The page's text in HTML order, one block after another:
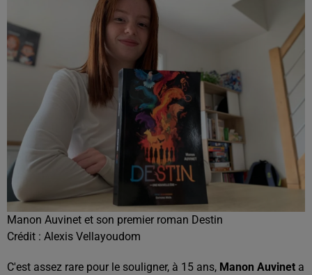
Manon Auvinet et son premier roman Destin
Crédit : Alexis Vellayoudom
C'est assez rare pour le souligner, à 15 ans, Manon Auvinet a